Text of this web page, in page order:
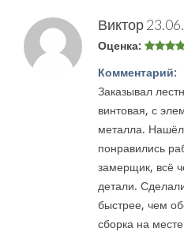
Виктор
Оценка:
Комментарий:
Заказывал
винтовая, с
металла.
понравились
замерщик, всё
детали.
быстрее, чем
сборка на